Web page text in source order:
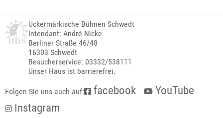
Uckermärkische Bühnen Schwedt
Intendant: André Nicke
Berliner Straße 46/48
16303 Schwedt
Besucherservice: 03332/538111
Unser Haus ist barrierefrei.
Folgen Sie uns auch auf: facebook
YouTube
Instagram